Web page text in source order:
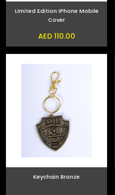
Limited Edition IPhone Mobile
Cover
AED 110.00
Keychain Bronze